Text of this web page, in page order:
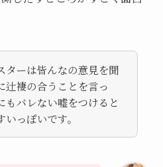
ターは皆んなの意見を聞
辻褄の合うことを言っ
もバレない嘘をつけると
いっぽいです。